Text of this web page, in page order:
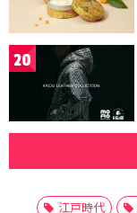
20
江戸時代